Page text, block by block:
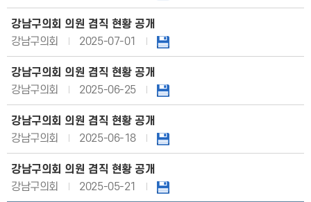
강남구의회 의원 겸직 현황 공개
강남구의회
2025-07-01
강남구의회 의원 겸직 현황 공개
강남구의회
2025-06-25
강남구의회 의원 겸직 현황 공개
강남구의회
2025-06-18
강남구의회 의원 겸직 현황 공개
강남구의회
2025-05-21